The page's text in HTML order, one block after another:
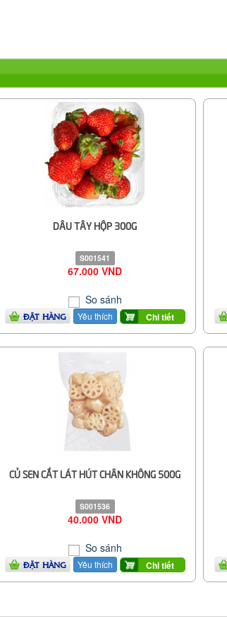
DÂU TÂY HỘP 300G
S001541
67.000 VND
So sánh
ĐẶT HÀNG Yêu thích Chi tiết
CỦ SEN CẮT LÁT HÚT CHÂN KHÔNG 500G
S001536
40.000 VND
So sánh
ĐẶT HÀNG Yêu thích Chi tiết